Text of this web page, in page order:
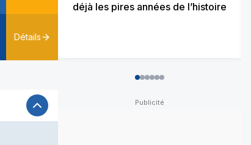
Détails
déjà les pires années de l’histoire